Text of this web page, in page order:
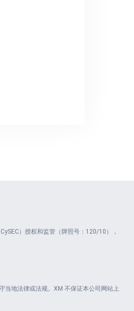
）授权和监管（牌照号：120/10），
当地法律或法规。XM 不保证本公司网站上